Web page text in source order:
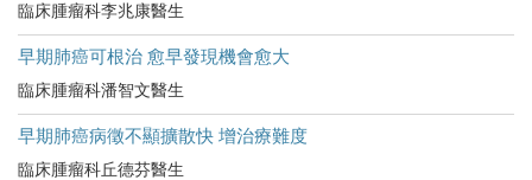
臨床腫瘤科李兆康醫生
早期肺癌可根治 愈早發現機會愈大
臨床腫瘤科潘智文醫生
早期肺癌病徵不顯擴散快 增治療難度
臨床腫瘤科丘德芬醫生